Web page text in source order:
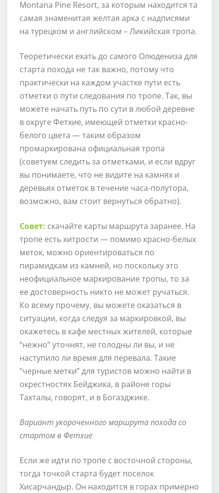
Montana Pine Resort, за которым находится та
самая знаменитая желтая арка с надписями
на турецком и английском – Ликийская тропа.
Теоретически ехать до самого Олюдениза для
старта похода не так важно, потому что
практически на каждом участке пути есть
отметки о пути следования по тропе. Так, вы
можете начать путь по сути в любой деревне
в округе Фетхие, имеющей отметки красно-
белого цвета — таким образом
промаркирована официальная тропа
(советуем следить за отметками, и если вдруг
вы понимаете, что не видите на камнях и
деревьях отметок в течение часа-полутора,
возможно, вам стоит вернуться обратно).
Совет: скачайте карты маршрута заранее. На
тропе есть хитрости — помимо красно-белых
меток, можно ориентироваться по
пирамидкам из камней, но поскольку это
неофициальное маркирование тропы, то за
ее достоверность никто не может ручаться.
Ко всему прочему, вы можете оказаться в
ситуации, когда следуя за маркировкой, вы
окажетесь в кафе местных жителей, которые
“нежно” уточнят, не голодны ли вы, и не
наступило ли время для перевала. Такие
“черные метки” для туристов можно найти в
окрестностях Бейджика, в районе горы
Тахталы, говорят, и в Богазджике.
Вариант укороченного маршрута похода со
стартом в Фетхие
Если же идти по тропе с восточной стороны,
тогда точкой старта будет поселок
Хисарчандыр. Он находится в горах примерно